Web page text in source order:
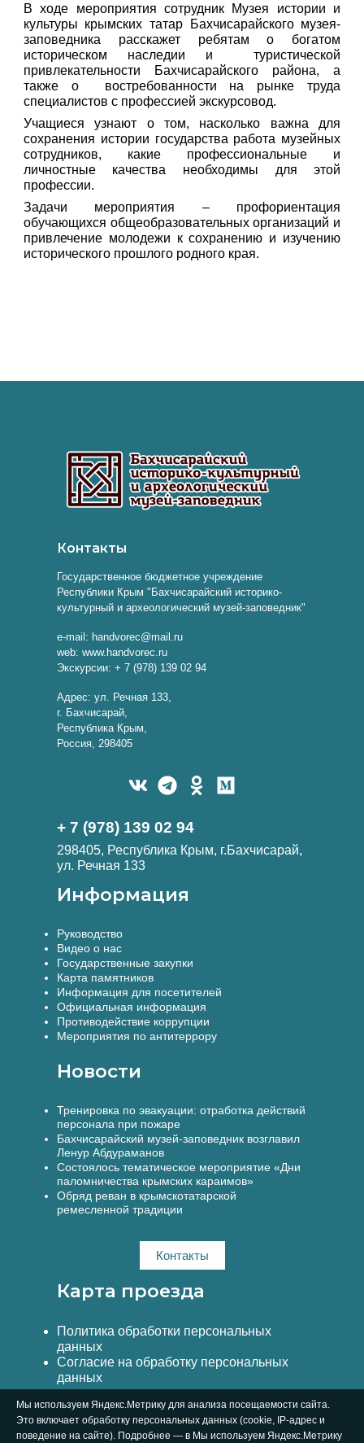
В ходе мероприятия сотрудник Музея истории и
культуры крымских татар Бахчисарайского музея-
заповедника расскажет ребятам о богатом
историческом наследии и туристической
привлекательности Бахчисарайского района, а
также о востребованности на рынке труда
специалистов с профессией экскурсовод.
Учащиеся узнают о том, насколько важна для
сохранения истории государства работа музейных
сотрудников, какие профессиональные и
личностные качества необходимы для этой
профессии.
Задачи мероприятия – профориентация
обучающихся общеобразовательных организаций и
привлечение молодежи к сохранению и изучению
исторического прошлого родного края.
Контакты
Государственное бюджетное учреждение
Республики Крым "Бахчисарайский историко-
культурный и археологический музей-заповедник"
e-mail: handvorec@mail.ru
web: www.handvorec.ru
Экскурсии: + 7 (978) 139 02 94
Адрес: ул. Речная 133,
г. Бахчисарай,
Республика Крым,
Россия, 298405
+ 7 (978) 139 02 94
298405, Республика Крым, г.Бахчисарай,
ул. Речная 133
Информация
Руководство
Видео о нас
Государственные закупки
Карта памятников
Информация для посетителей
Официальная информация
Противодействие коррупции
Мероприятия по антитеррору
Новости
Тренировка по эвакуации: отработка действий
персонала при пожаре
Бахчисарайский музей-заповедник возглавил
Ленур Абдураманов
Состоялось тематическое мероприятие «Дни
паломничества крымских караимов»
Обряд реван в крымскотатарской
ремесленной традиции
Контакты
Карта проезда
Политика обработки персональных
данных
Согласие на обработку персональных
данных
Мы используем Яндекс.Метрику для анализа посещаемости сайта.
Это включает обработку персональных данных (cookie, IP-адрес и
поведение на сайте). Подробнее — в Мы используем Яндекс.Метрику